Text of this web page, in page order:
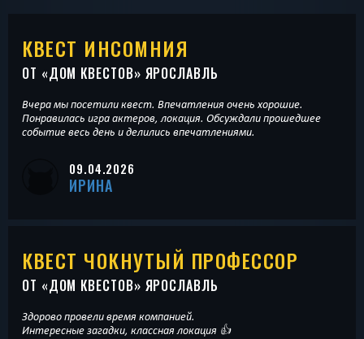
КВЕСТ ИНСОМНИЯ
ОТ «ДОМ КВЕСТОВ» ЯРОСЛАВЛЬ
Вчера мы посетили квест. Впечатления очень хорошие.
Понравилась игра актеров, локация. Обсуждали прошедшее
событие весь день и делились впечатлениями.
09.04.2026
ИРИНА
КВЕСТ ЧОКНУТЫЙ ПРОФЕССОР
ОТ «ДОМ КВЕСТОВ» ЯРОСЛАВЛЬ
Здорово провели время компанией.
Интересные загадки, классная локация 👍